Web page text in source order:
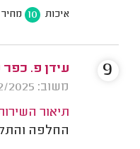
איכות 10 מחיר
עידן פ.
משוב: 25/12/2025
תיאור
החלפה
9